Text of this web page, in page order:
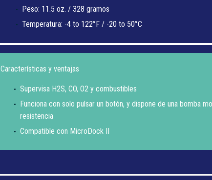
Peso: 11.5 oz. / 328 gramos
Temperatura: -4 to 122°F / -20 to 50°C
Características y ventajas
Supervisa H2S, CO, O2 y combustibles
Funciona con solo pulsar un botón, y dispone de una bomba
resistencia
Compatible con MicroDock II